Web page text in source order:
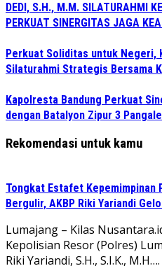
DEDI, S.H., M.M. SILATURAHMI
PERKUAT SINERGITAS JAGA
Perkuat Soliditas untuk Negeri,
Silaturahmi Strategis Bersama
Kapolresta Bandung Perkuat
dengan Batalyon Zipur 3
Rekomendasi untuk kamu
Tongkat Estafet Kepemimpinan
Bergulir, AKBP Riki Yariandi
Lumajang – Kilas
Kepolisian Resor (Polres)
Riki Yariandi, S.H., S.I.K., M.H….